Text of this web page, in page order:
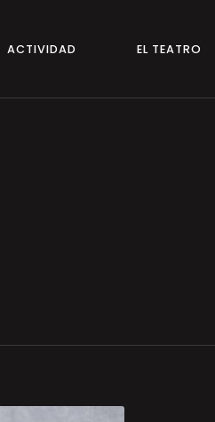
ACTIVIDAD EL TEATRO